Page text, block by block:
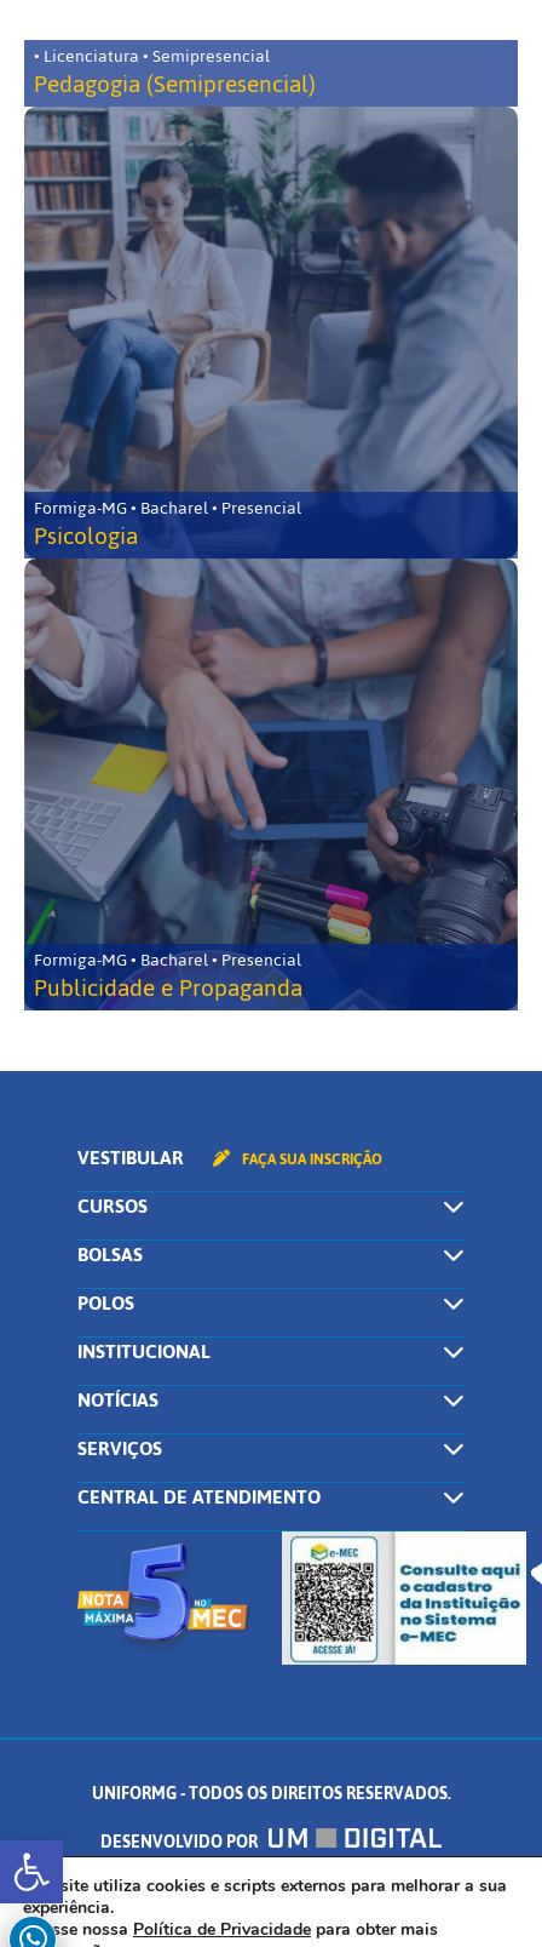
Abrir a barra de ferramentas
• Licenciatura • Semipresencial
Pedagogia (Semipresencial)
Formiga-MG • Bacharel • Presencial
Psicologia
Formiga-MG • Bacharel • Presencial
Publicidade e Propaganda
VESTIBULAR FAÇA SUA INSCRIÇÃO
CURSOS
BOLSAS
POLOS
INSTITUCIONAL
NOTÍCIAS
SERVIÇOS
CENTRAL DE ATENDIMENTO
UNIFORMG - TODOS OS DIREITOS RESERVADOS.
DESENVOLVIDO POR
AV. DR. ARNALDO DE SENNA, 328 - PALMEIRAS, FORMIGA/MG - CEP:
35.574.530
Este site utiliza cookies e scripts externos para melhorar a sua
experiência.
Acesse nossa Política de Privacidade para obter mais